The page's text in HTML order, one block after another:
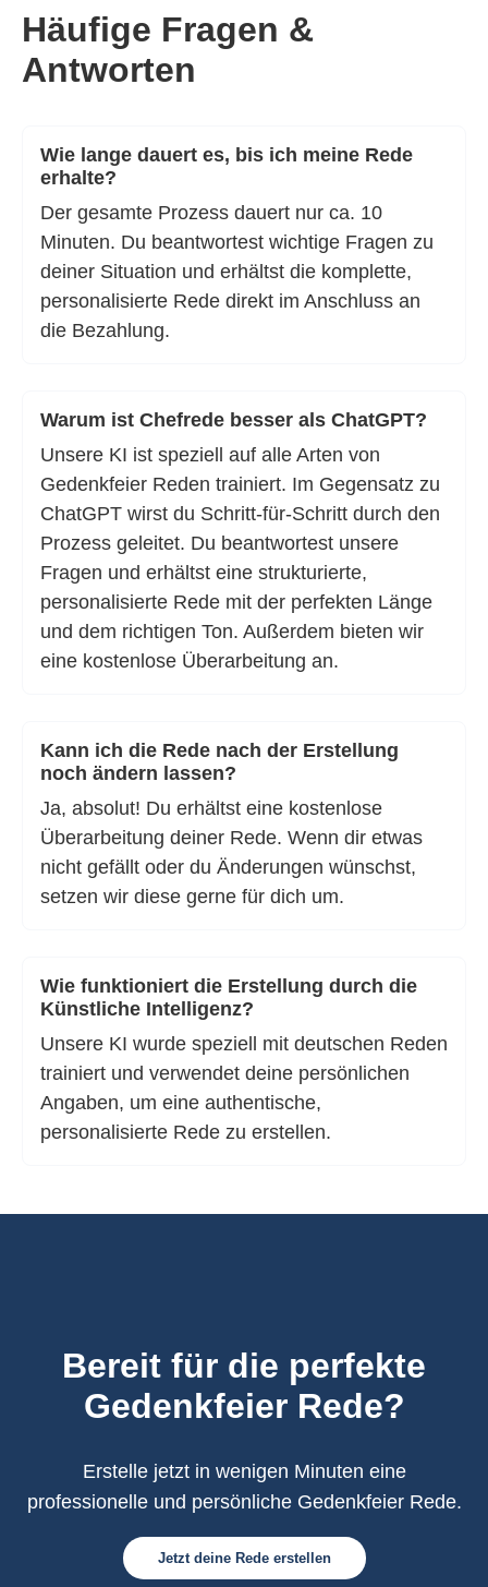
Häufige Fragen &
Antworten
Wie lange dauert es, bis ich meine Rede
erhalte?
Der gesamte Prozess dauert nur ca. 10
Minuten. Du beantwortest wichtige Fragen zu
deiner Situation und erhältst die komplette,
personalisierte Rede direkt im Anschluss an
die Bezahlung.
Warum ist Chefrede besser als ChatGPT?
Unsere KI ist speziell auf alle Arten von
Gedenkfeier Reden trainiert. Im Gegensatz zu
ChatGPT wirst du Schritt-für-Schritt durch den
Prozess geleitet. Du beantwortest unsere
Fragen und erhältst eine strukturierte,
personalisierte Rede mit der perfekten Länge
und dem richtigen Ton. Außerdem bieten wir
eine kostenlose Überarbeitung an.
Kann ich die Rede nach der Erstellung
noch ändern lassen?
Ja, absolut! Du erhältst eine kostenlose
Überarbeitung deiner Rede. Wenn dir etwas
nicht gefällt oder du Änderungen wünschst,
setzen wir diese gerne für dich um.
Wie funktioniert die Erstellung durch die
Künstliche Intelligenz?
Unsere KI wurde speziell mit deutschen Reden
trainiert und verwendet deine persönlichen
Angaben, um eine authentische,
personalisierte Rede zu erstellen.
Bereit für die perfekte
Gedenkfeier Rede?
Erstelle jetzt in wenigen Minuten eine
professionelle und persönliche Gedenkfeier Rede.
Jetzt deine Rede erstellen